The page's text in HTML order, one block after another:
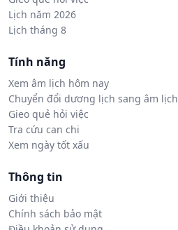
Lịch năm 2026
Lịch tháng 8
Tính năng
Xem âm lịch hôm nay
Chuyển đổi dương lịch sang âm lịch
Gieo quẻ hỏi việc
Tra cứu can chi
Xem ngày tốt xấu
Thông tin
Giới thiệu
Chính sách bảo mật